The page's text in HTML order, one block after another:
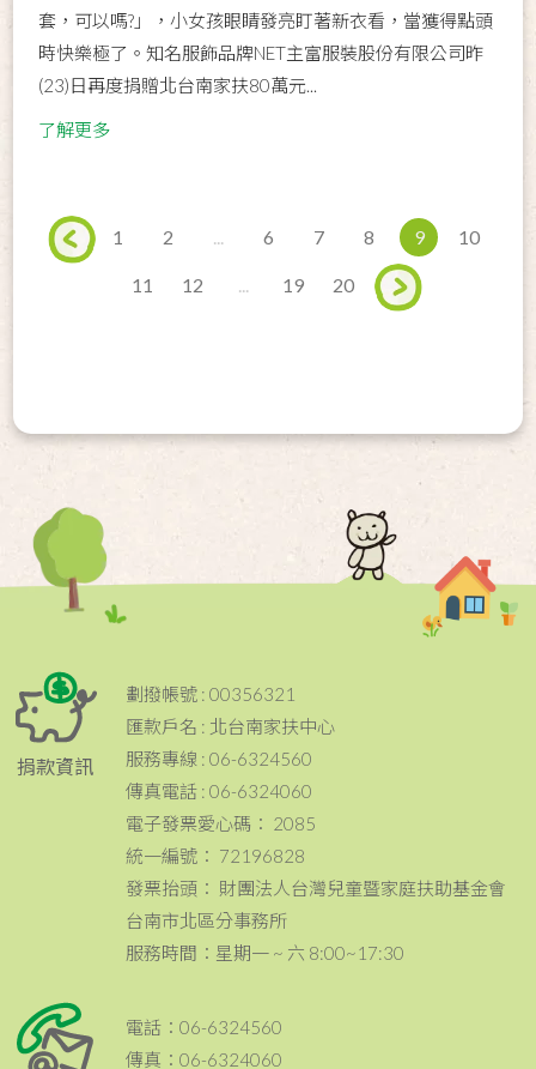
套，可以嗎?」，小女孩眼睛發亮盯著新衣看，當獲得點頭
時快樂極了。知名服飾品牌NET主富服裝股份有限公司昨
(23)日再度捐贈北台南家扶80萬元...
了解更多
1 2 6 7 8 9 10
11 12 19 20
捐款資訊
劃撥帳號 : 00356321
匯款戶名 : 北台南家扶中心
服務專線 : 06-6324560
傳真電話 : 06-6324060
電子發票愛心碼： 2085
統一編號： 72196828
發票抬頭： 財團法人台灣兒童暨家庭扶助基金會
台南市北區分事務所
服務時間：星期一 ~ 六 8:00~17:30
電話：06-6324560
傳真：06-6324060